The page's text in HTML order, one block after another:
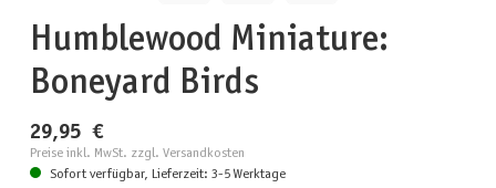
Humblewood Miniature:
Boneyard Birds
29,95 €
Preise inkl. MwSt. zzgl. Versandkosten
Sofort verfügbar, Lieferzeit: 3-5 Werktage